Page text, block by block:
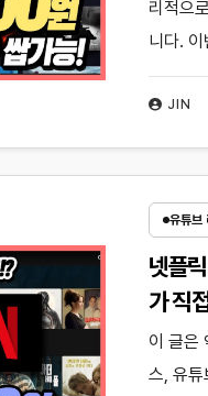
JIN
리적으
니다.
유튜브
넷플
가 직
이 글은
스, 유튜